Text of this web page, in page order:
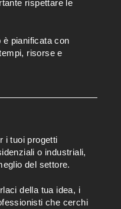
rispettare le
è pianificata con
risorse e
i tuoi progetti
o industriali,
del settore.
della tua idea, i
che cerchi